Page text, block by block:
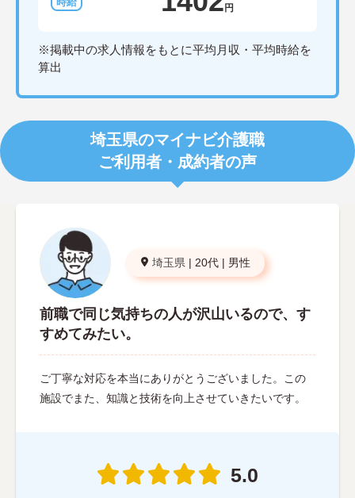
円
※掲載中の求人情報をもとに平均月収・平均時給を
算出
埼玉県のマイナビ介護職
ご利用者・成約者の声
埼玉県 | 20代 | 男性
前職で同じ気持ちの人が沢山いるので、す
すめてみたい。
ご丁寧な対応を本当にありがとうございました。この
施設でまた、知識と技術を向上させていきたいです。
5.0